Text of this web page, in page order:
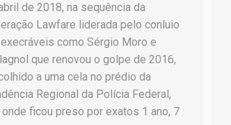
de 2018, na sequência da
Lawfare liderada pelo conluio
como Sérgio Moro e
que renovou o golpe de 2016,
a uma cela no prédio da
Regional da Polícia Federal,
onde ficou preso por exatos 1 ano, 7